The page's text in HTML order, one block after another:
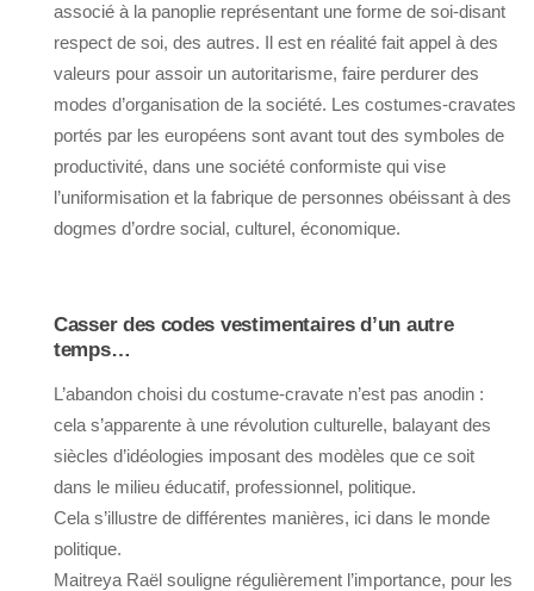
associé à la panoplie représentant une forme de soi-disant
respect de soi, des autres. Il est en réalité fait appel à des
valeurs pour assoir un autoritarisme, faire perdurer des
modes d’organisation de la société. Les costumes-cravates
portés par les européens sont avant tout des symboles de
productivité, dans une société conformiste qui vise
l’uniformisation et la fabrique de personnes obéissant à des
dogmes d’ordre social, culturel, économique.
Casser des codes vestimentaires d’un autre
temps…
L’abandon choisi du costume-cravate n’est pas anodin :
cela s’apparente à une révolution culturelle, balayant des
siècles d’idéologies imposant des modèles que ce soit
dans le milieu éducatif, professionnel, politique.
Cela s’illustre de différentes manières, ici dans le monde
politique.
Maitreya Raël souligne régulièrement l’importance, pour les